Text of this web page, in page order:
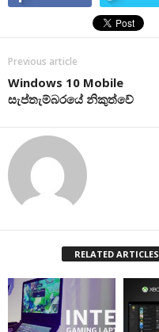
Previous article
Windows 10 Mobile
සැප්තැම්බරයේ නිකුත්වේ
RELATED ARTICLES